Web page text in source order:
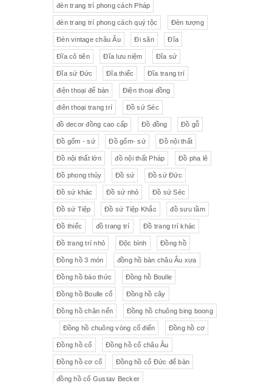
đèn trang trí phong cách Pháp
đèn trang trí phong cách quý tộc Đèn tượng
Đèn vintage châu Âu Đi săn Đĩa
Đĩa cô tiên Đĩa lưu niệm Đĩa sứ
Đĩa sứ Đức Đĩa thiếc Đĩa trang trí
điện thoại để bàn Điện thoại đồng
điên thoại trang trí Đồ sứ Séc
đồ decor đồng cao cấp Đồ đồng Đồ gỗ
Đồ gốm - sứ Đồ gốm- sứ Đồ nội thất
Đồ nội thất lớn đồ nội thất Pháp Đồ pha lê
Đồ phong thủy Đồ sứ Đồ sứ Đức
Đồ sứ khác Đồ sứ nhỏ Đồ sứ Séc
Đồ sứ Tiệp Đồ sứ Tiệp Khắc đồ sưu tầm
Đồ thiếc đồ trang trí Đồ trang trí khác
Đồ trang trí nhỏ Độc bình Đồng hồ
Đồng hồ 3 món đồng hồ bàn châu Âu xưa
Đồng hồ báo thức Đồng hồ Boulle
Đồng hồ Boulle cổ Đồng hồ cây
Đồng hồ chân nến Đồng hồ chuông bing boong
Đồng hồ chuông vòng cổ điển Đồng hồ cơ
Đồng hồ cổ Đồng hồ cổ châu Âu
Đồng hồ cơ cổ Đồng hồ cổ Đức để bàn
đồng hồ cổ Gustav Becker